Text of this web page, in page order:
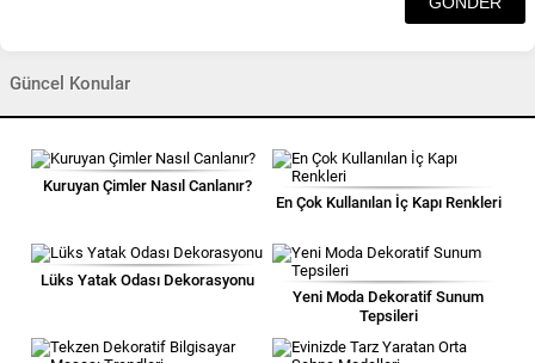
Güncel Konular
Kuruyan Çimler Nasıl Canlanır?
En Çok Kullanılan İç Kapı Renkleri
Lüks Yatak Odası Dekorasyonu
Yeni Moda Dekoratif Sunum
Tepsileri